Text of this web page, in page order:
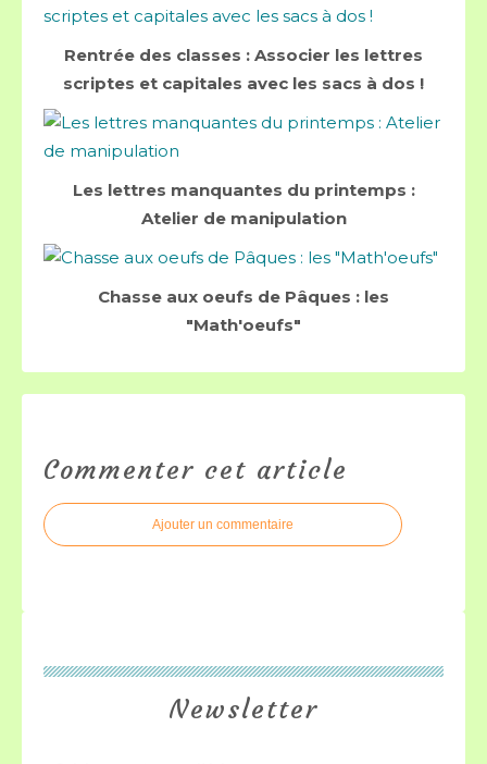
Rentrée des classes : Associer les lettres
scriptes et capitales avec les sacs à dos !
Les lettres manquantes du printemps :
Atelier de manipulation
Chasse aux oeufs de Pâques : les
"Math'oeufs"
Commenter cet article
Ajouter un commentaire
Newsletter